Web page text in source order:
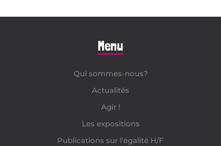
Menu
Qui sommes-nous?
Actualités
Agir !
Les expositions
Publications sur l'égalité H/F